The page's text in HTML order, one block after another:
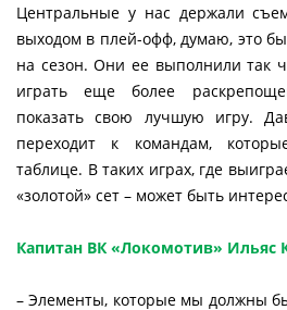
Центральные у нас держали
выходом в плей-офф, думаю, это
на сезон. Они ее выполнили так
играть еще более
показать свою лучшую игру.
переходит к командам,
таблице. В таких играх, где
«золотой» сет – может быть
Капитан ВК «Локомотив» Ильяс
– Элементы, которые мы должны